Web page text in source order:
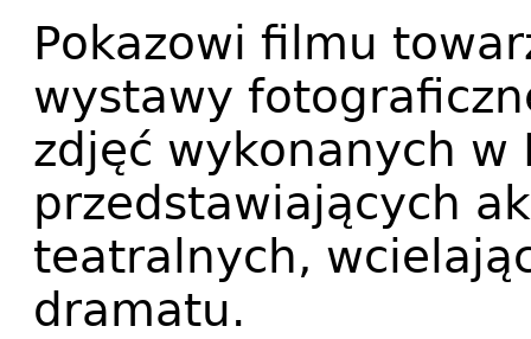
Pokazowi filmu
wystawy
zdjęć wykonanych w
przedstawiających
teatralnych,
dramatu.